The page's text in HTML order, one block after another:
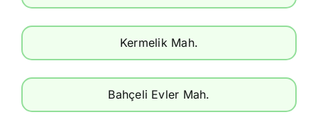
Kermelik Mah.
Bahçeli Evler Mah.